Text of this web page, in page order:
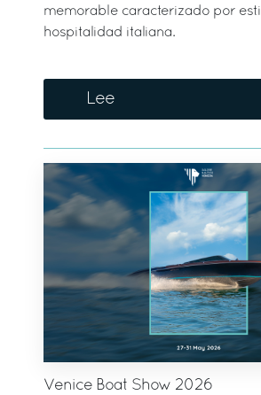
memorable caracterizado por
hospitalidad italiana.
Lee
Venice Boat Show 2026